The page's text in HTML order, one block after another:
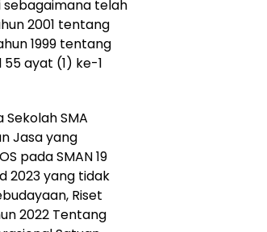
sebagaimana telah
2001 tentang
1999 tentang
ayat (1) ke-1
SMA
Jasa yang
pada SMAN 19
2023 yang tidak
Riset
2022 Tentang